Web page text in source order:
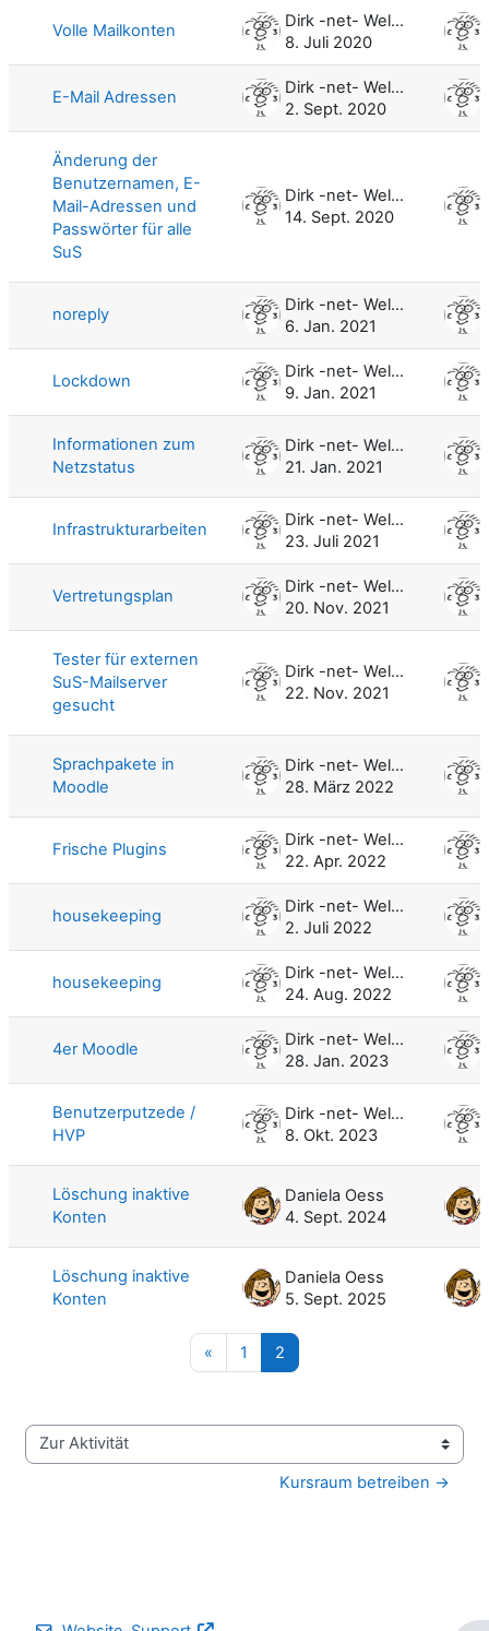
Volle Mailkonten
Dirk -net- Weller
8. Juli 2020
E-Mail Adressen
Dirk -net- Weller
2. Sept. 2020
Änderung der
Benutzernamen, E-
Mail-Adressen und
Passwörter für alle
SuS
Dirk -net- Weller
14. Sept. 2020
noreply
Dirk -net- Weller
6. Jan. 2021
Lockdown
Dirk -net- Weller
9. Jan. 2021
Informationen zum
Netzstatus
Dirk -net- Weller
21. Jan. 2021
Infrastrukturarbeiten
Dirk -net- Weller
23. Juli 2021
Vertretungsplan
Dirk -net- Weller
20. Nov. 2021
Tester für externen
SuS-Mailserver
gesucht
Dirk -net- Weller
22. Nov. 2021
Sprachpakete in
Moodle
Dirk -net- Weller
28. März 2022
Frische Plugins
Dirk -net- Weller
22. Apr. 2022
housekeeping
Dirk -net- Weller
2. Juli 2022
housekeeping
Dirk -net- Weller
24. Aug. 2022
4er Moodle
Dirk -net- Weller
28. Jan. 2023
Benutzerputzede /
HVP
Dirk -net- Weller
8. Okt. 2023
Löschung inaktive
Konten
Daniela Oess
4. Sept. 2024
Löschung inaktive
Konten
Daniela Oess
5. Sept. 2025
« Vorherige Seite
1 Seite 1
2
Zur Aktivität
Kursraum betreiben →